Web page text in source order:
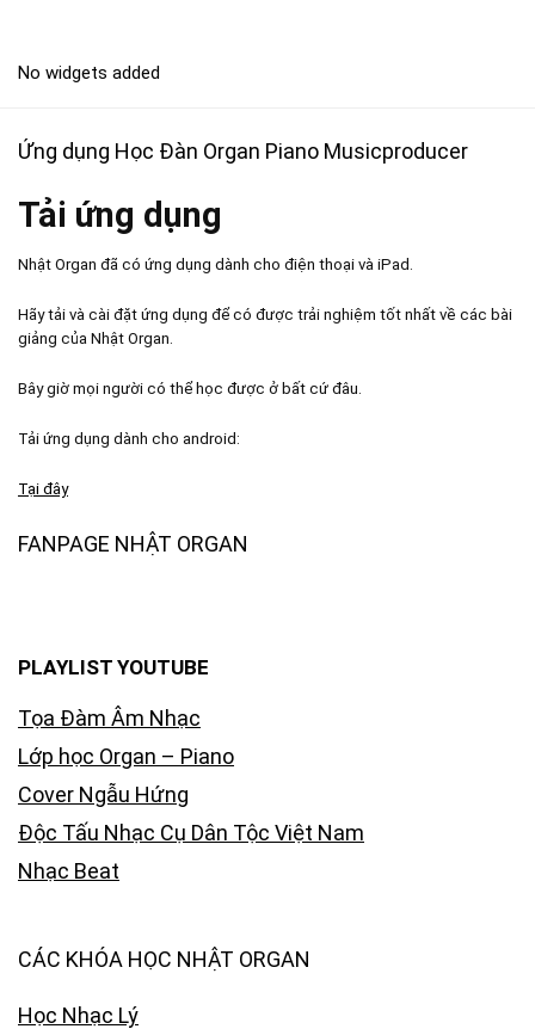
No widgets added
Ứng dụng Học Đàn Organ Piano Musicproducer
Tải ứng dụng
Nhật Organ đã có ứng dụng dành cho điện thoại và iPad.
Hãy tải và cài đặt ứng dụng để có được trải nghiệm tốt nhất về các bài
giảng của Nhật Organ.
Bây giờ mọi người có thể học được ở bất cứ đâu.
Tải ứng dụng dành cho android:
Tại đây
FANPAGE NHẬT ORGAN
PLAYLIST YOUTUBE
Tọa Đàm Âm Nhạc
Lớp học Organ – Piano
Cover Ngẫu Hứng
Độc Tấu Nhạc Cụ Dân Tộc Việt Nam
Nhạc Beat
CÁC KHÓA HỌC NHẬT ORGAN
Học Nhạc Lý